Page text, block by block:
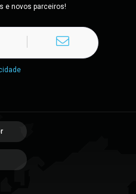
e novos parceiros!